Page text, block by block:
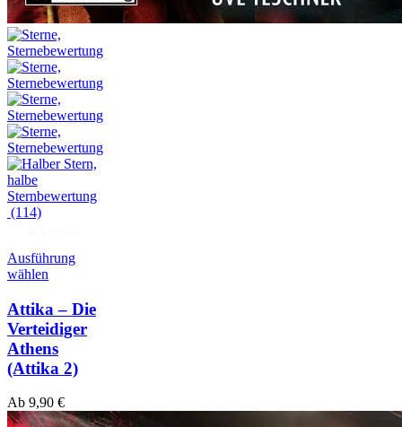
(114)
Ausführung
wählen
Attika – Die
Verteidiger
Athens
(Attika 2)
Ab 9,90 €